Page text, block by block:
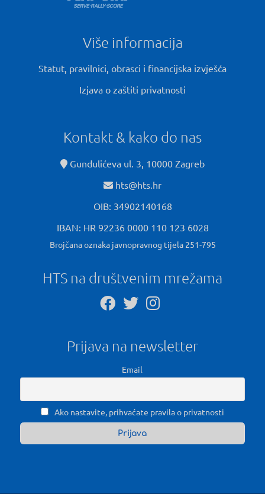
Više informacija
Statut, pravilnici, obrasci i financijska izvješća
Izjava o zaštiti privatnosti
Kontakt & kako do nas
Gundulićeva ul. 3, 10000 Zagreb
hts@hts.hr
OIB: 34902140168
IBAN: HR 92236 0000 110 123 6028
Brojčana oznaka javnopravnog tijela 251-795
HTS na društvenim mrežama
Prijava na newsletter
Email
Ako nastavite, prihvaćate pravila o privatnosti